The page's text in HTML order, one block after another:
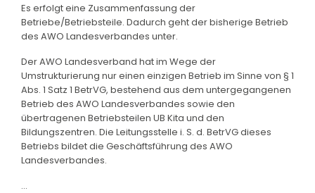
Es erfolgt eine Zusammenfassung der
Betriebe/Betriebsteile. Dadurch geht der bisherige Betrieb
des AWO Landesverbandes unter.
Der AWO Landesverband hat im Wege der
Umstrukturierung nur einen einzigen Betrieb im Sinne von § 1
Abs. 1 Satz 1 BetrVG, bestehend aus dem untergegangenen
Betrieb des AWO Landesverbandes sowie den
übertragenen Betriebsteilen UB Kita und den
Bildungszentren. Die Leitungsstelle i. S. d. BetrVG dieses
Betriebs bildet die Geschäftsführung des AWO
Landesverbandes.
...